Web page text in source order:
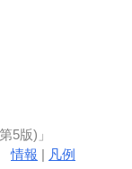
5版)」
情報 | 凡例